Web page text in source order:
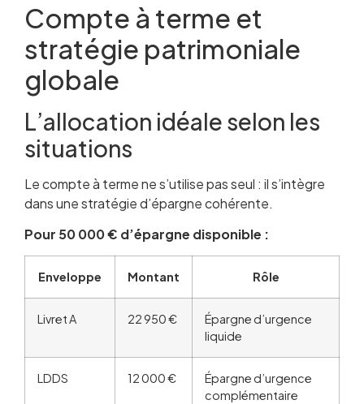
Compte à terme et
stratégie patrimoniale
globale
L’allocation idéale selon les
situations
Le compte à terme ne s’utilise pas seul : il s’intègre
dans une stratégie d’épargne cohérente.
Pour 50 000 € d’épargne disponible :
Enveloppe Montant Rôle
Livret A 22 950 €
Épargne d’urgence
liquide
LDDS 12 000 €
Épargne d’urgence
complémentaire